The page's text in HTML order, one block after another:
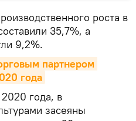
роста в
35,7%, а
9,2%.
партнером
года
года, в
засеяны